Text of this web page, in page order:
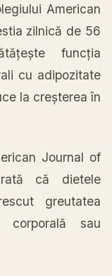
American
zilnică de 56
funcția
cu adipozitate
la creșterea în
Journal of
că dietele
greutatea
corporală sau